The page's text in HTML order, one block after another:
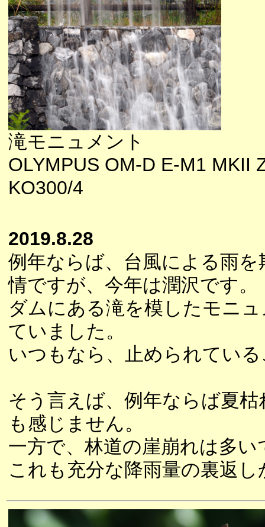
滝モニュメント
OLYMPUS OM-D E-M1 MKII
KO300/4
2019.8.28
例年ならば、台風による雨
情ですが、今年は潤沢です。
ダムにある滝を模したモニ
ていました。
いつもなら、止められてい
そう言えば、例年ならば夏
も感じません。
一方で、林道の崖崩れは多い
これも充分な降雨量の裏返